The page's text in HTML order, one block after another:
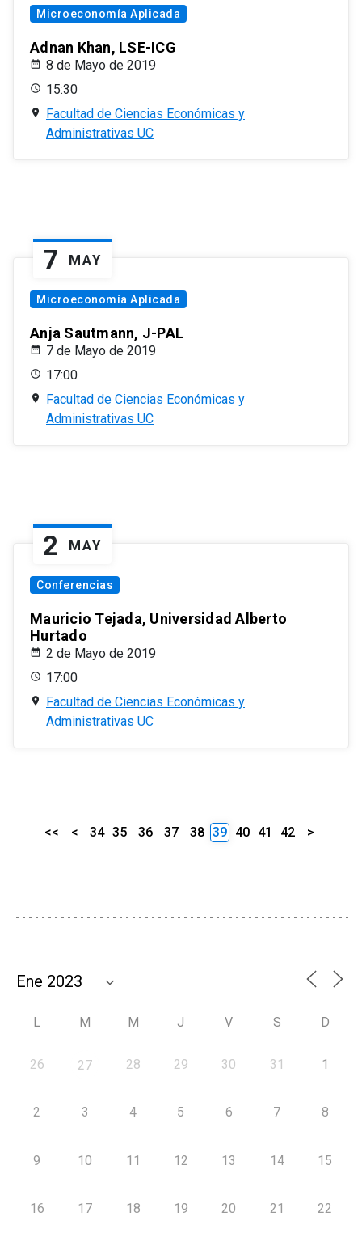
Microeconomía Aplicada
Adnan Khan, LSE-ICG
8 de Mayo de 2019
15:30
Facultad de Ciencias Económicas y
Administrativas UC
7 MAY
Microeconomía Aplicada
Anja Sautmann, J-PAL
7 de Mayo de 2019
17:00
Facultad de Ciencias Económicas y
Administrativas UC
2 MAY
Conferencias
Mauricio Tejada, Universidad Alberto
Hurtado
2 de Mayo de 2019
17:00
Facultad de Ciencias Económicas y
Administrativas UC
<< < 34 35 36 37 38 39 40 41 42 >
L M M J V S D
26 27 28 29 30 31 1
2 3 4 5 6 7 8
9 10 11 12 13 14 15
16 17 18 19 20 21 22